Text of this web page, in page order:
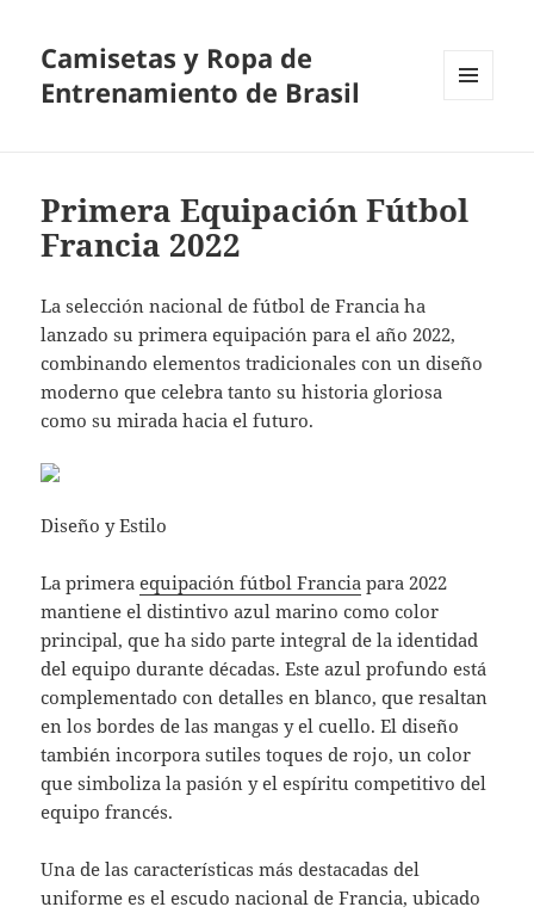
Camisetas y Ropa de
Entrenamiento de Brasil
Primera Equipación Fútbol
Francia 2022
La selección nacional de fútbol de Francia ha
lanzado su primera equipación para el año 2022,
combinando elementos tradicionales con un diseño
moderno que celebra tanto su historia gloriosa
como su mirada hacia el futuro.
Diseño y Estilo
La primeraequipación fútbol Francia para 2022
mantiene el distintivo azul marino como color
principal, que ha sido parte integral de la identidad
del equipo durante décadas. Este azul profundo está
complementado con detalles en blanco, que resaltan
en los bordes de las mangas y el cuello. El diseño
también incorpora sutiles toques de rojo, un color
que simboliza la pasión y el espíritu competitivo del
equipo francés.
Una de las características más destacadas del
uniforme es el escudo nacional de Francia, ubicado